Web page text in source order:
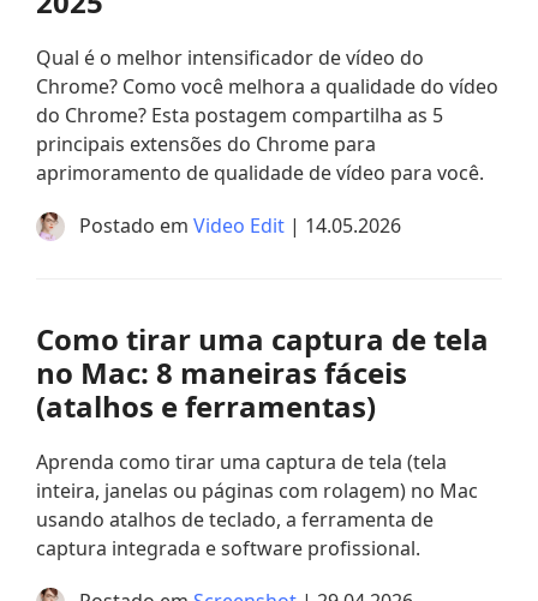
Qual é o melhor intensificador de vídeo do
Chrome? Como você melhora a qualidade do vídeo
do Chrome? Esta postagem compartilha as 5
principais extensões do Chrome para
aprimoramento de qualidade de vídeo para você.
Postado em Video Edit | 14.05.2026
Como tirar uma captura de tela
no Mac: 8 maneiras fáceis
(atalhos e ferramentas)
Aprenda como tirar uma captura de tela (tela
inteira, janelas ou páginas com rolagem) no Mac
usando atalhos de teclado, a ferramenta de
captura integrada e software profissional.